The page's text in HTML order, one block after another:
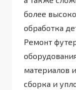
более
обработка
Ремонт
материалов
сборка и